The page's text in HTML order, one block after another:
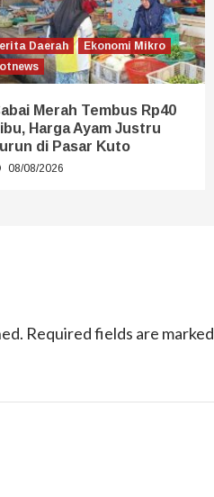
Daerah
Ekonomi Mikro
Merah Tembus Rp40
Harga Ayam Justru
di Pasar Kuto
08/08/2026
Required fields are marked